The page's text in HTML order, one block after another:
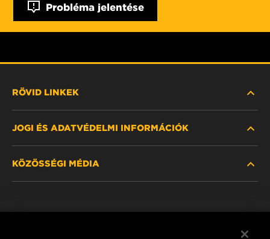
Probléma jelentése
RÖVID LINKEK
HOL KAPHATÓ
JOGI ÉS ADATVÉDELMI INFORMÁCIÓK
KÖZÖSSÉGI MÉDIA